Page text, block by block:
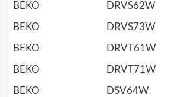
BEKO DRVS62W
BEKO DRVS73W
BEKO DRVT61W
BEKO DRVT71W
BEKO DSV64W